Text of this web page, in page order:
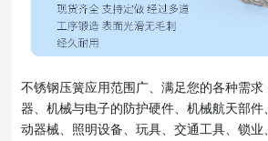
不锈钢压簧应用范围广、满足您的各种需
器、机械与电子的防护硬件、机械航天部件
动器械、照明设备、玩具、交通工具、锁业